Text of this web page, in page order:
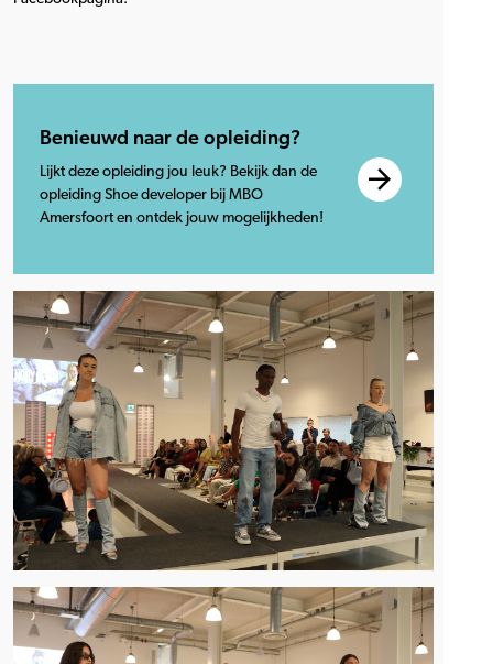
Benieuwd naar de opleiding?
Lijkt deze opleiding jou leuk? Bekijk dan de
opleiding Shoe developer bij MBO
Amersfoort en ontdek jouw mogelijkheden!